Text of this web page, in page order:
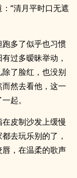
“清月平时口无遮
多了似乎也习惯
过多暧昧举动，
了脸红，也没别
然去看他，这一
起。
皮制沙发上缓慢
去玩乐别的了，
，在温柔的歌声